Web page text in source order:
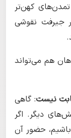
کهن‌تر
جیرفت نقوشی
هم می‌تواند
نیست: گاهی
دیگر. اگر
حضور آن